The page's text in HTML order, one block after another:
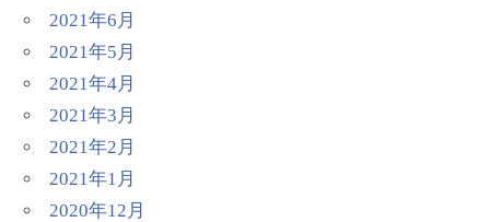
2021年6月
2021年5月
2021年4月
2021年3月
2021年2月
2021年1月
2020年12月